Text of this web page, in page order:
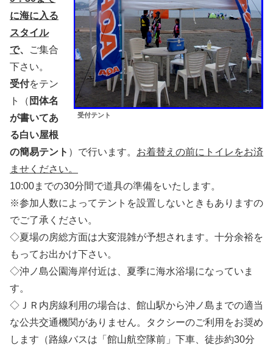
受付テント
に海に入る
スタイル
で、
ご集合
下さい。
受付をテン
ト（ 団体名
が書いてあ
る白い屋根
の簡易テント ）で行います。 お着替えの前にトイレをお済
ませください。
10:00までの30分間で道具の準備をいたします。
※参加人数によってテントを設置しないときもありますの
でご了承ください。
◇夏場の房総方面は大変混雑が予想されます。十分余裕を
もってお出かけ下さい。
◇沖ノ島公園海岸付近は、夏季に海水浴場になっていま
す。
◇ＪＲ内房線利用の場合は、館山駅から沖ノ島までの適当
な公共交通機関がありません。タクシーのご利用をお奨め
します（路線バスは「館山航空隊前」下車、徒歩約30分